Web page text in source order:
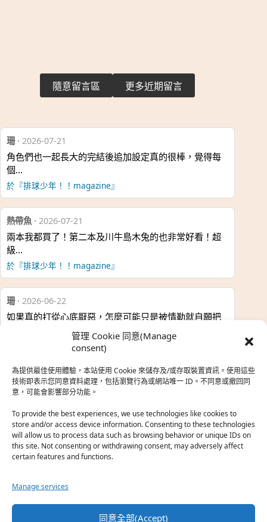
管理 Cookie 同意(Manage
consent)
為提供最佳使用體驗，本站使用 Cookie 來儲存及/或存取裝置資訊。使用這些
技術即表示您同意資料處理，包括瀏覽行為或網站唯一 ID。不同意或撤回同
意，可能會影響部分功能。
To provide the best experiences, we use technologies like cookies to
store and/or access device information. Consenting to these technologies
will allow us to process data such as browsing behavior or unique IDs on
this site. Not consenting or withdrawing consent, may adversely affect
certain features and functions.
Manage services
同意全部(Accept)
隨意留言區 更多近期留言
珊· 2026-07-21
角色們也一起長大的完結後追加設定真的很棒，覺得每
個…
於『排球少年！！magazine』
熱帶魚 · 2026-07-21
兩本我都買了！第二本及川牛島木兔的也非常好看！超
級…
於『排球少年！！magazine』
珊· 2026-06-22
如果真的打從心底厭惡，怎麼可能只是被情勒就自願把
熱帶魚·2026-06-22
之前看到網路上有人說灰二自私情勒大家陪他圓夢，但
真…
於『強風吹拂』
珊·2026-06-18
第…
於『白領羽球部』